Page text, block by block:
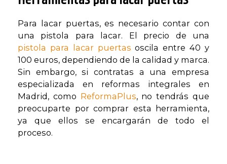
Para lacar puertas, es necesario contar con
una pistola para lacar. El precio de una
pistola para lacar puertas oscila entre 40 y
100 euros, dependiendo de la calidad y marca.
Sin embargo, si contratas a una empresa
especializada en reformas integrales en
Madrid, como ReformaPlus, no tendrás que
preocuparte por comprar esta herramienta,
ya que ellos se encargarán de todo el
proceso.